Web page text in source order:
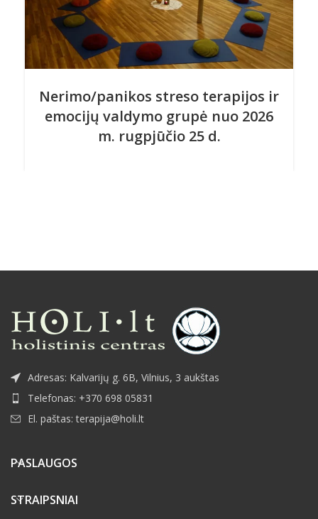
Nerimo/panikos streso terapijos ir
emocijų valdymo grupė nuo 2026
m. rugpjūčio 25 d.
Adresas: Kalvarijų g. 6B, Vilnius, 3 aukštas
Telefonas: +370 698 05831
El. paštas: terapija@holi.lt
PASLAUGOS
STRAIPSNIAI